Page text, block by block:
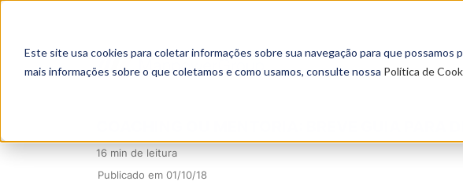
Este site usa cookies para coletar informações sobre sua navegação para que possamos
mais informações sobre o que coletamos e como usamos, consulte nossa Política de
16 min de leitura
Publicado em 01/10/18